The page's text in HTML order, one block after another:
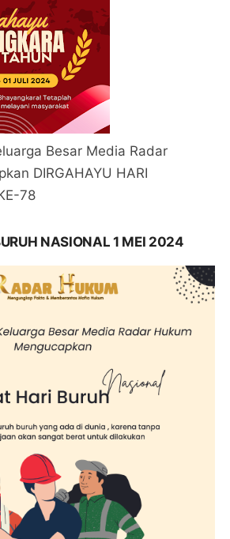
Besar Media Radar
DIRGAHAYU HARI
78
NASIONAL 1 MEI 2024